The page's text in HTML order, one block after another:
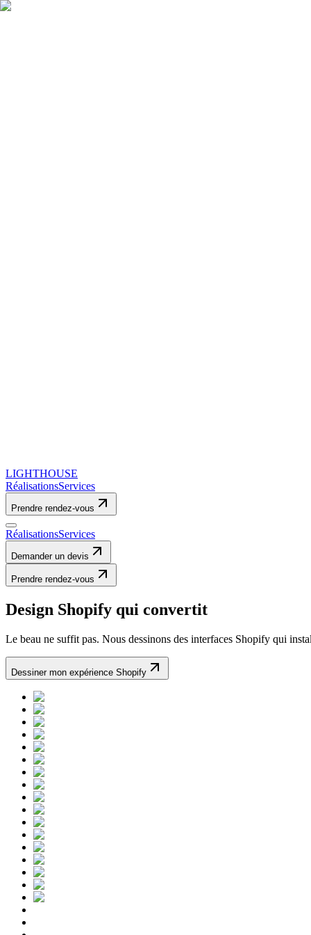
LIGHTHOUSE
RéalisationsServices
Prendre rendez-vous
RéalisationsServices
Demander un devis
Prendre rendez-vous
Design Shopify qui convertit
Le beau ne suffit pas. Nous dessinons des interfaces Shopify qui
Dessiner mon expérience Shopify